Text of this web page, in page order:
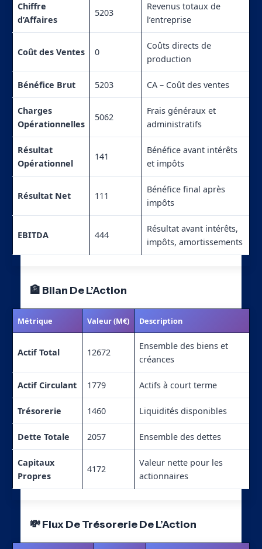
Chiffre
d’Affaires
5203
Revenus totaux de
l’entreprise
Coût des Ventes 0
Coûts directs de
production
Bénéfice Brut 5203 CA – Coût des ventes
Charges
Opérationnelles
5062
Frais généraux et
administratifs
Résultat
Opérationnel
141
Bénéfice avant intérêts
et impôts
Résultat Net 111
Bénéfice final après
impôts
EBITDA 444
Résultat avant intérêts,
impôts, amortissements
🏦 Bilan De L’Action
Métrique Valeur (M€) Description
Actif Total 12672
Ensemble des biens et
créances
Actif Circulant 1779 Actifs à court terme
Trésorerie 1460 Liquidités disponibles
Dette Totale 2057 Ensemble des dettes
Capitaux
Propres
4172
Valeur nette pour les
actionnaires
💸 Flux De Trésorerie De L’Action